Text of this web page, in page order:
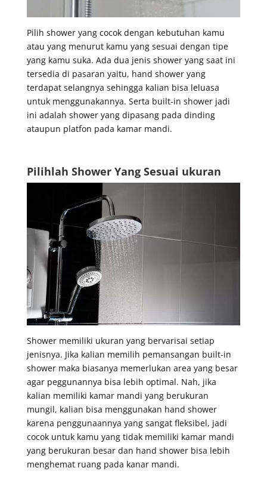
Pilih shower yang cocok dengan kebutuhan kamu
atau yang menurut kamu yang sesuai dengan tipe
yang kamu suka. Ada dua jenis shower yang saat ini
tersedia di pasaran yaitu, hand shower yang
terdapat selangnya sehingga kalian bisa leluasa
untuk menggunakannya. Serta built-in shower jadi
ini adalah shower yang dipasang pada dinding
ataupun platfon pada kamar mandi.
Pilihlah Shower Yang Sesuai ukuran
Shower memiliki ukuran yang bervarisai setiap
jenisnya. Jika kalian memilih pemansangan built-in
shower maka biasanya memerlukan area yang besar
agar peggunannya bisa lebih optimal. Nah, jika
kalian memiliki kamar mandi yang berukuran
mungil, kalian bisa menggunakan hand shower
karena penggunaannya yang sangat fleksibel, jadi
cocok untuk kamu yang tidak memiliki kamar mandi
yang berukuran besar dan hand shower bisa lebih
menghemat ruang pada kanar mandi.